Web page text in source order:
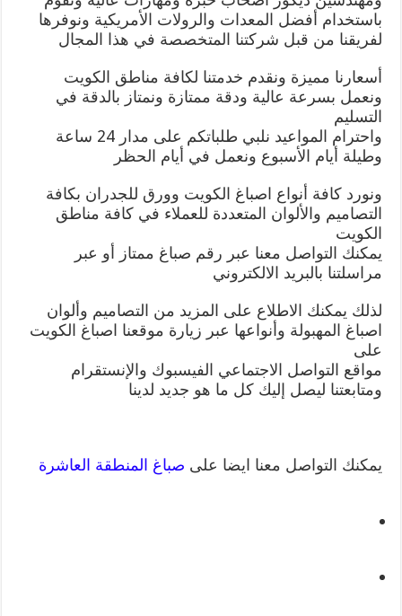
باستخدام أفضل المعدات والرولات الأمريكية ونوفرها
لفريقنا من قبل شركتنا المتخصصة في هذا المجال
أسعارنا مميزة ونقدم خدمتنا لكافة مناطق الكويت
ونعمل بسرعة عالية ودقة ممتازة ونمتاز بالدقة في
التسليم
واحترام المواعيد نلبي طلباتكم على مدار 24 ساعة
وطيلة أيام الأسبوع ونعمل في أيام الحظر
ونورد كافة أنواع اصباغ الكويت وورق للجدران بكافة
التصاميم والألوان المتعددة للعملاء في كافة مناطق
الكويت
يمكنك التواصل معنا عبر رقم صباغ ممتاز أو عبر
مراسلتنا بالبريد الالكتروني
لذلك يمكنك الاطلاع على المزيد من التصاميم وألوان
اصباغ المهبولة وأنواعها عبر زيارة موقعنا اصباغ الكويت
على
مواقع التواصل الاجتماعي الفيسبوك والإنستقرام
ومتابعتنا ليصل إليك كل ما هو جديد لدينا
يمكنك التواصل معنا ايضا على صباغ المنطقة العاشرة